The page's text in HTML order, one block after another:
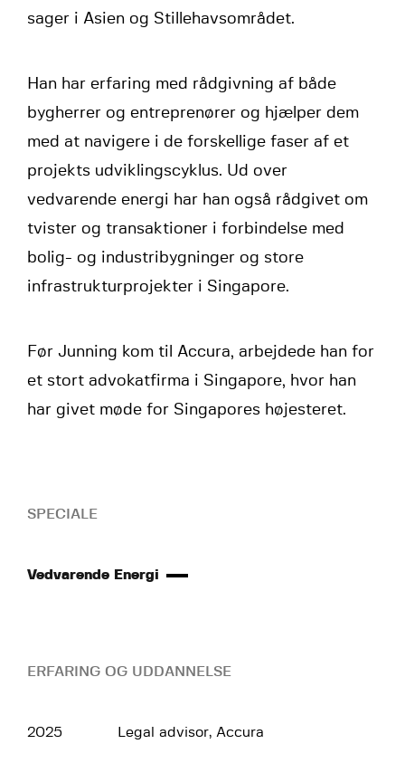
sager i Asien og Stillehavsområdet.
Han har erfaring med rådgivning af både
bygherrer og entreprenører og hjælper dem
med at navigere i de forskellige faser af et
projekts udviklingscyklus. Ud over
vedvarende energi har han også rådgivet om
tvister og transaktioner i forbindelse med
bolig- og industribygninger og store
infrastrukturprojekter i Singapore.
Før Junning kom til Accura, arbejdede han for
et stort advokatfirma i Singapore, hvor han
har givet møde for Singapores højesteret.
SPECIALE
Vedvarende Energi
ERFARING OG UDDANNELSE
2025 Legal advisor, Accura